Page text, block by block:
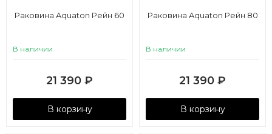
Раковина Aquaton Рейн 60
В наличии
21 390 ₽
В корзину
Раковина Aquaton Рейн 80
В наличии
21 390 ₽
В корзину